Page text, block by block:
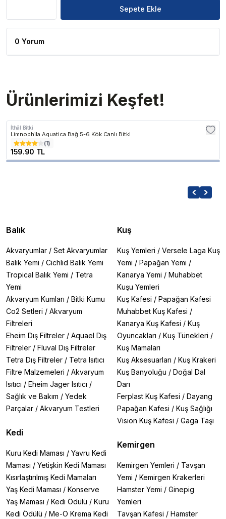
Sepete Ekle
0 Yorum
Ürünlerimizi Keşfet!
İthâl Bitki
Limnophila Aquatica Bağ 5-6 Kök Canlı Bitki
(1)
159.90 TL
Balık
Akvaryumlar / Set Akvaryumlar
Balık Yemi / Cichlid Balık Yemi
Tropical Balık Yemi / Tetra
Yemi
Akvaryum Kumları / Bitki Kumu
Co2 Setleri / Akvaryum
Filtreleri
Eheim Dış Filtreler / Aquael Dış
Filtreler / Fluval Dış Filtreler
Tetra Dış Filtreler / Tetra Isıtıcı
Filtre Malzemeleri / Akvaryum
Isıtıcı / Eheim Jager Isıtıcı /
Sağlık ve Bakım / Yedek
Parçalar / Akvaryum Testleri
Kedi
Kuru Kedi Maması / Yavru Kedi
Maması / Yetişkin Kedi Maması
Kısırlaştırılmış Kedi Mamaları
Yaş Kedi Maması / Konserve
Yaş Maması / Kedi Ödülü / Kuru
Kedi Ödülü / Me-O Krema Kedi
Kuş
Kuş Yemleri / Versele Laga Kuş
Yemi / Papağan Yemi /
Kanarya Yemi / Muhabbet
Kuşu Yemleri
Kuş Kafesi / Papağan Kafesi
Muhabbet Kuş Kafesi /
Kanarya Kuş Kafesi / Kuş
Oyuncakları / Kuş Tünekleri /
Kuş Mamaları
Kuş Aksesuarları / Kuş Krakeri
Kuş Banyoluğu / Doğal Dal
Darı
Ferplast Kuş Kafesi / Dayang
Papağan Kafesi / Kuş Sağlığı
Vision Kuş Kafesi / Gaga Taşı
Kemirgen
Kemirgen Yemleri / Tavşan
Yemi / Kemirgen Krakerleri
Hamster Yemi / Ginepig
Yemleri
Tavşan Kafesi / Hamster